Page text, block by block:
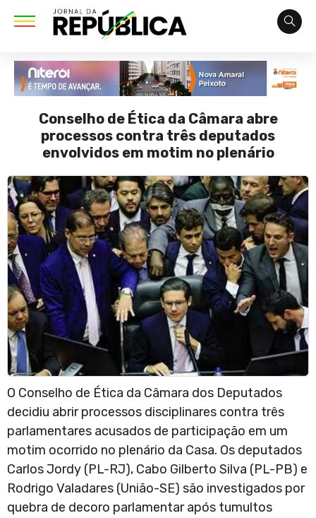
Conselho de Ética da Câmara abre
processos contra três deputados
envolvidos em motim no plenário
O Conselho de Ética da Câmara dos Deputados
decidiu abrir processos disciplinares contra três
parlamentares acusados de participação em um
motim ocorrido no plenário da Casa. Os deputados
Carlos Jordy (PL-RJ), Cabo Gilberto Silva (PL-PB) e
Rodrigo Valadares (União-SE) são investigados por
quebra de decoro parlamentar após tumultos